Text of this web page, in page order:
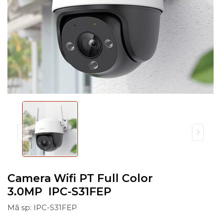
Camera Wifi PT Full Color
3.0MP IPC-S31FEP
Mã sp: IPC-S31FEP